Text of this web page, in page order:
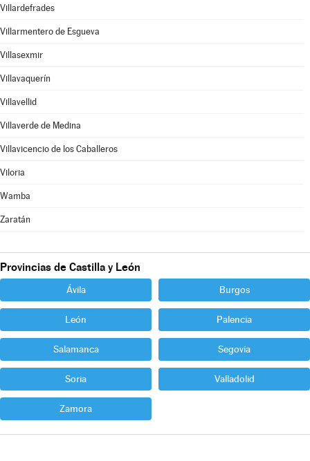
Villardefrades
Villarmentero de Esgueva
Villasexmir
Villavaquerín
Villavellid
Villaverde de Medina
Villavicencio de los Caballeros
Viloria
Wamba
Zaratán
Provincias de Castilla y León
Ávila Burgos
León Palencia
Salamanca Segovia
Soria Valladolid
Zamora